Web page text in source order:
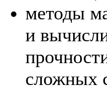
методы
и
сложных